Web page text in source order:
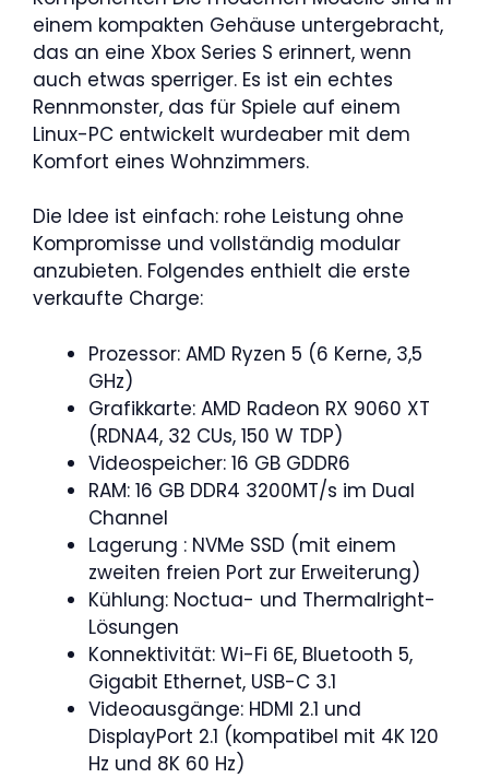
einem kompakten Gehäuse untergebracht,
das an eine Xbox Series S erinnert, wenn
auch etwas sperriger. Es ist ein echtes
Rennmonster, das für Spiele auf einem
Linux-PC entwickelt wurdeaber mit dem
Komfort eines Wohnzimmers.
Die Idee ist einfach: rohe Leistung ohne
Kompromisse und vollständig modular
anzubieten. Folgendes enthielt die erste
verkaufte Charge:
Prozessor: AMD Ryzen 5 (6 Kerne, 3,5
GHz)
Grafikkarte: AMD Radeon RX 9060 XT
(RDNA4, 32 CUs, 150 W TDP)
Videospeicher: 16 GB GDDR6
RAM: 16 GB DDR4 3200MT/s im Dual
Channel
Lagerung : NVMe SSD (mit einem
zweiten freien Port zur Erweiterung)
Kühlung: Noctua- und Thermalright-
Lösungen
Konnektivität: Wi-Fi 6E, Bluetooth 5,
Gigabit Ethernet, USB-C 3.1
Videoausgänge: HDMI 2.1 und
DisplayPort 2.1 (kompatibel mit 4K 120
Hz und 8K 60 Hz)